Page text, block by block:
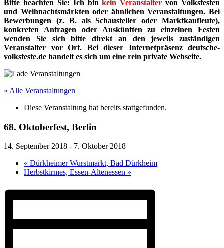
Bitte beachten Sie: Ich binkein Veranstalter von Volksfesten
und Weihnachtsmärkten oder ähnlichen Veranstaltungen. Bei
Bewerbungen (z. B. als Schausteller oder Marktkaufleute),
konkreten Anfragen oder Auskünften zu einzelnen Festen
wenden Sie sich bitte direkt an den jeweils zuständigen
Veranstalter vor Ort. Bei dieser Internetpräsenz deutsche-
volksfeste.de handelt es sich um eine rein private Webseite.
« Alle Veranstaltungen
Diese Veranstaltung hat bereits stattgefunden.
68. Oktoberfest, Berlin
14. September 2018 - 7. Oktober 2018
« Dürkheimer Wurstmarkt, Bad Dürkheim
Herbstkirmes, Essen-Altenessen »